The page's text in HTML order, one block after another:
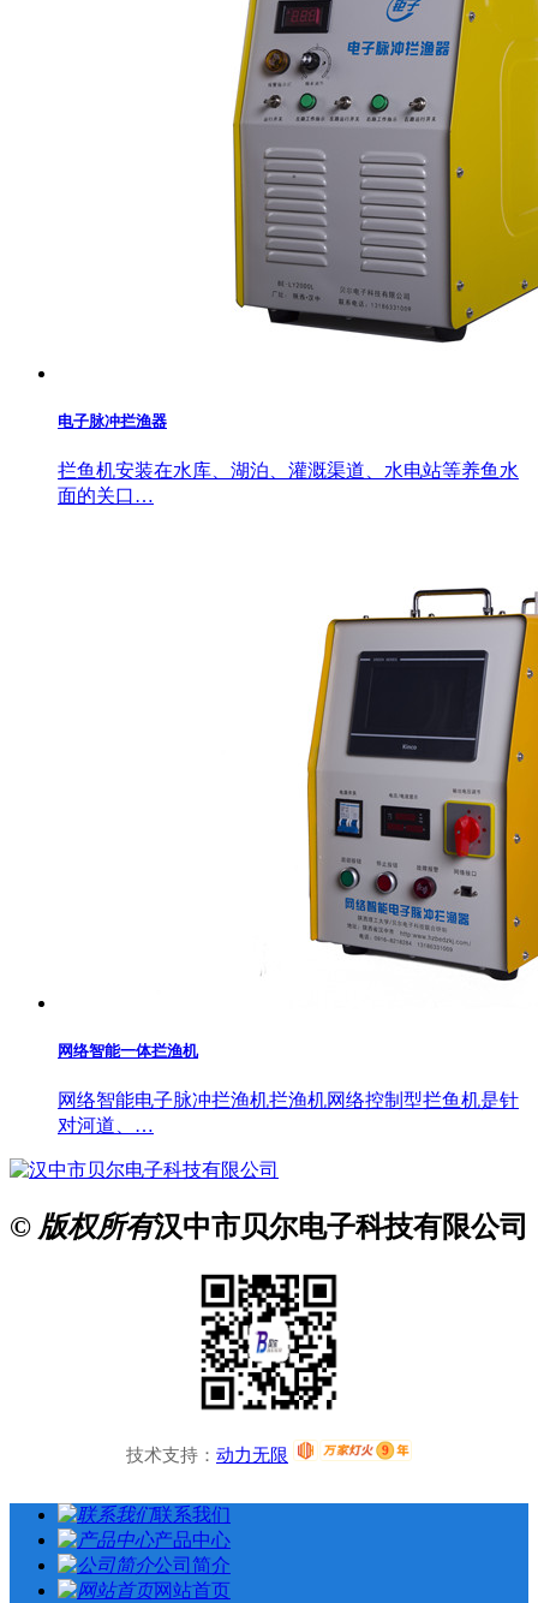
电子脉冲拦渔器
拦鱼机安装在水库、湖泊、灌溉渠道、水电站等养鱼水
面的关口…
网络智能一体拦渔机
网络智能电子脉冲拦渔机拦渔机网络控制型拦鱼机是针
对河道、…
© 版权所有汉中市贝尔电子科技有限公司
技术支持： 动力无限
联系我们
产品中心
公司简介
网站首页